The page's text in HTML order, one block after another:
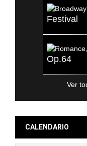
Festival
Op.64
Ver
CALENDARIO